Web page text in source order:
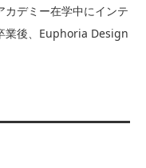
カデミー在学中にインテ
業後、Euphoria Design